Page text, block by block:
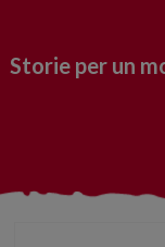
Storie per un